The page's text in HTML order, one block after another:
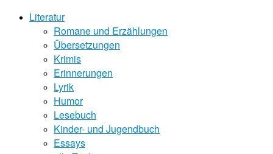
Literatur
Romane und Erzählungen
Übersetzungen
Krimis
Erinnerungen
Lyrik
Humor
Lesebuch
Kinder- und Jugendbuch
Essays